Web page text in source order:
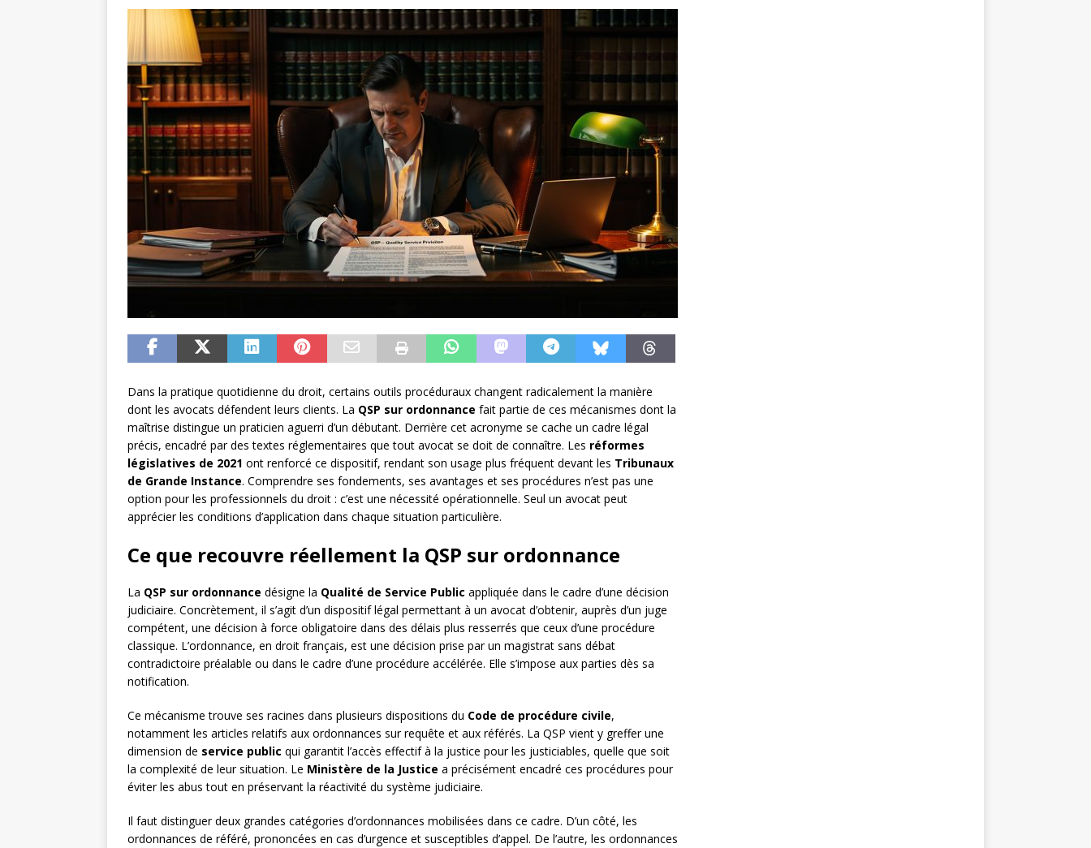
Dans la pratique quotidienne du droit, certains outils procéduraux changent radicalement la manière
dont les avocats défendent leurs clients. La QSP sur ordonnance fait partie de ces mécanismes dont la
maîtrise distingue un praticien aguerri d’un débutant. Derrière cet acronyme se cache un cadre légal
précis, encadré par des textes réglementaires que tout avocat se doit de connaître. Les réformes
législatives de 2021 ont renforcé ce dispositif, rendant son usage plus fréquent devant les Tribunaux
de Grande Instance. Comprendre ses fondements, ses avantages et ses procédures n’est pas une
option pour les professionnels du droit : c’est une nécessité opérationnelle. Seul un avocat peut
apprécier les conditions d’application dans chaque situation particulière.
Ce que recouvre réellement la QSP sur ordonnance
La QSP sur ordonnance désigne la Qualité de Service Public appliquée dans le cadre d’une décision
judiciaire. Concrètement, il s’agit d’un dispositif légal permettant à un avocat d’obtenir, auprès d’un juge
compétent, une décision à force obligatoire dans des délais plus resserrés que ceux d’une procédure
classique. L’ordonnance, en droit français, est une décision prise par un magistrat sans débat
contradictoire préalable ou dans le cadre d’une procédure accélérée. Elle s’impose aux parties dès sa
notification.
Ce mécanisme trouve ses racines dans plusieurs dispositions du Code de procédure civile,
notamment les articles relatifs aux ordonnances sur requête et aux référés. La QSP vient y greffer une
dimension de service public qui garantit l’accès effectif à la justice pour les justiciables, quelle que soit
la complexité de leur situation. Le Ministère de la Justice a précisément encadré ces procédures pour
éviter les abus tout en préservant la réactivité du système judiciaire.
Il faut distinguer deux grandes catégories d’ordonnances mobilisées dans ce cadre. D’un côté, les
ordonnances de référé, prononcées en cas d’urgence et susceptibles d’appel. De l’autre, les ordonnances